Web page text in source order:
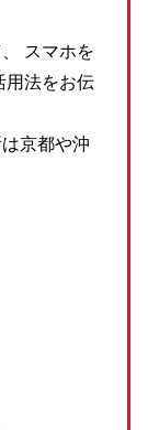
スマホを
用法をお伝
京都や沖